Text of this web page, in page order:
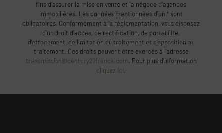
fins d’assurer la mise en vente et la négoce d’agences
immobilières. Les données mentionnées d’un * sont
obligatoires. Conformément à la règlementation, vous disposez
d’un droit d’accès, de rectification, de portabilité,
d’effacement, de limitation du traitement et d’opposition au
traitement. Ces droits peuvent être exercés à l’adresse
transmission@century21france.com. Pour plus d’information
cliquez ici.